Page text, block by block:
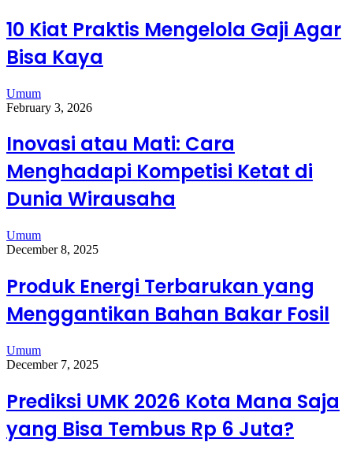
10 Kiat Praktis Mengelola Gaji Agar
Bisa Kaya
Umum
February 3, 2026
Inovasi atau Mati: Cara
Menghadapi Kompetisi Ketat di
Dunia Wirausaha
Umum
December 8, 2025
Produk Energi Terbarukan yang
Menggantikan Bahan Bakar Fosil
Umum
December 7, 2025
Prediksi UMK 2026 Kota Mana Saja
yang Bisa Tembus Rp 6 Juta?